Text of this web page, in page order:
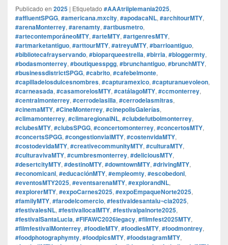
Publicado en 2025 | Etiquetado #AAAtriiplemania2025,
#affluentSPGG, #americana.mxcity, #apodacaNL, #architourMTY,
#arenaMonterrey, #arenamty, #artbusmetro,
#artecontemporáneoMTY, #arteMTY, #artgenresMTY,
#artmarketantiguo, #arttourMTY, #atreyuMTY, #barrioantiguo,
#bibliotecafrayservando, #bioparqueestrella, #birria, #bloggermty,
#bodasmonterrey, #boutiquesspgg, #brunchantiguo, #brunchMTY,
#businessdistrictSPGG, #cabrito, #cafebelmonte,
#capilladelosdulcesnombres, #capturamexico, #capturanuevoleon,
#carneasada, #casamorelosMTY, #catálagoMTY, #ccmonterrey,
#centralmonterrey, #cerrodelasilla, #cerrodelasmitras,
#cinemaMTY, #CineMonterrey, #cinepolisGalerías,
#climamonterrey, #climaregionalNL, #clubdefutbolmonterrey,
#clubesMTY, #clubsSPGG, #concertomonterrey, #concertosMTY,
#concertsSPGG, #congestionvialMTY, #costenvidaMTY,
#costodevidaMTY, #creativecommunityMTY, #culturaMTY,
#culturavivaMTY, #cumbresmonterrey, #deliciousMTY,
#desertcityMTY, #destinoMTY, #downtownMTY, #drivingMTY,
#economicanl, #educaciónMTY, #empleomty, #escobedonl,
#eventosMTY2025, #eventsarenaMTY, #explorandNL,
#explorerMTY, #expoCarnes2025, #expoEmpaqueNorte2025,
#familyMTY, #farodelcomercio, #festivaldesantalu¬cia2025,
#festivalesNL, #festivallocalMTY, #festivalpalnorte2025,
#festivalSantaLucia, #FIFAWC2026legacy, #filmfest2025MTY,
#filmfestivalMonterrey, #foodieMTY, #foodiesMTY, #foodmontrey,
#foodphotographymty, #foodpicsMTY, #foodstagramMTY,